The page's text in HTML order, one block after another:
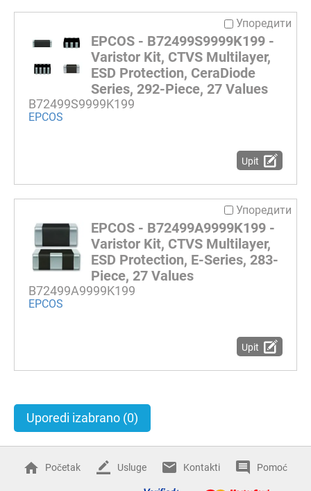
Упоредити
EPCOS - B72499S9999K199 -
Varistor Kit, CTVS Multilayer,
ESD Protection, CeraDiode
Series, 292-Piece, 27 Values
B72499S9999K199
EPCOS
Upit
Упоредити
EPCOS - B72499A9999K199 -
Varistor Kit, CTVS Multilayer,
ESD Protection, E-Series, 283-
Piece, 27 Values
B72499A9999K199
EPCOS
Upit
Uporedi izabrano (0)
Početak Usluge Kontakti Pomoć